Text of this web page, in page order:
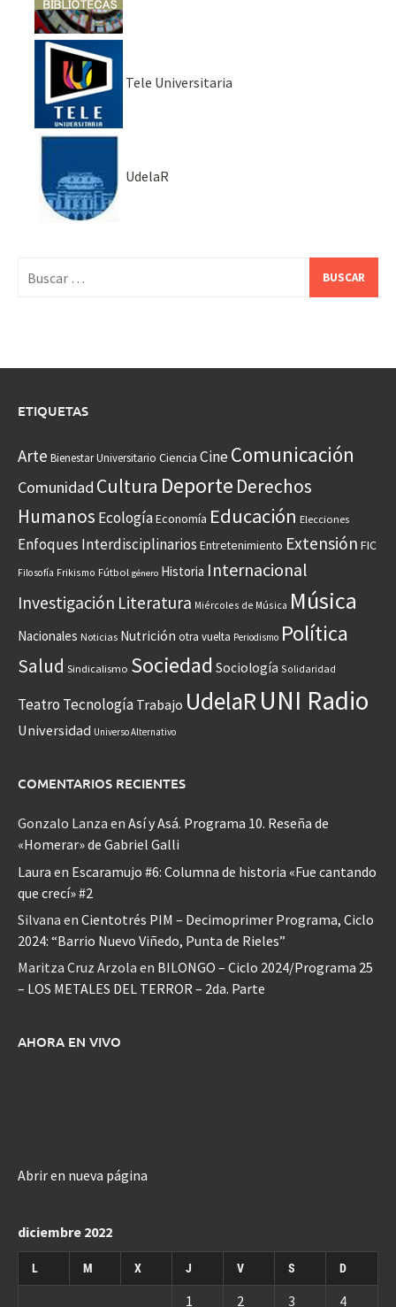
Tele Universitaria
UdelaR
ETIQUETAS
Arte Bienestar Universitario Ciencia CineComunicación
Comunidad Cultura Deporte Derechos
Humanos EcologíaEconomía Educación Elecciones
Enfoques Interdisciplinarios Entretenimiento Extensión FIC
Filosofía Frikismo Fútbol género Historia Internacional
Investigación Literatura Miércoles de Música Música
Nacionales Noticias Nutrición otra vuelta Periodismo Política
Salud Sindicalismo Sociedad Sociología Solidaridad
Teatro Tecnología Trabajo UdelaRUNI Radio
Universidad Universo Alternativo
COMENTARIOS RECIENTES
Gonzalo Lanza en Así y Asá. Programa 10. Reseña de
«Homerar» de Gabriel Galli
Laura en Escaramujo #6: Columna de historia «Fue cantando
que crecí» #2
Silvana en Cientotrés PIM – Decimoprimer Programa, Ciclo
2024: “Barrio Nuevo Viñedo, Punta de Rieles”
Maritza Cruz Arzola en BILONGO – Ciclo 2024/Programa 25
– LOS METALES DEL TERROR – 2da. Parte
AHORA EN VIVO
Abrir en nueva página
diciembre 2022
L M X J V S D
1 2 3 4